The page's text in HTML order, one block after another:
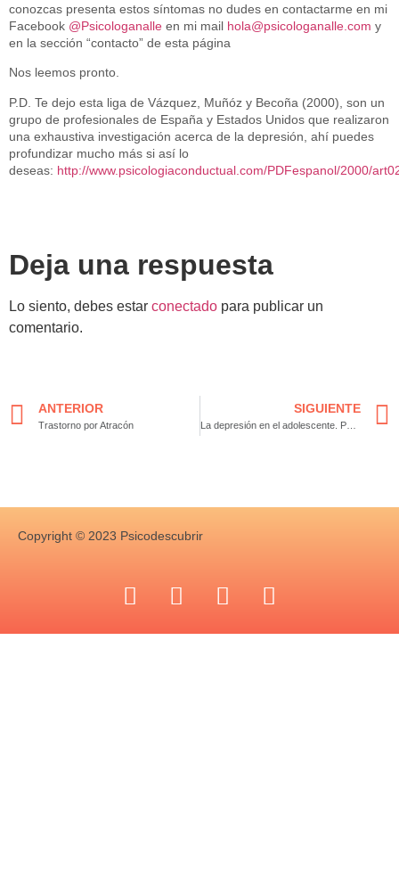
conozcas presenta estos síntomas no dudes en contactarme en mi
Facebook @Psicologanalle en mi mail hola@psicologanalle.com y
en la sección “contacto” de esta página
Nos leemos pronto.
P.D. Te dejo esta liga de Vázquez, Muñóz y Becoña (2000), son un
grupo de profesionales de España y Estados Unidos que realizaron
una exhaustiva investigación acerca de la depresión, ahí puedes
profundizar mucho más si así lo
deseas: http://www.psicologiaconductual.com/PDFespanol/2000/
Deja una respuesta
Lo siento, debes estar conectado para publicar un
comentario.
ANTERIOR
Trastorno por Atracón
SIGUIENTE
La depresión en el adolescente. Posibles causas.
Copyright © 2023 Psicodescubrir